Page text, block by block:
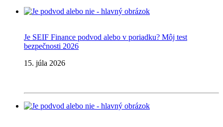
Je SEIF Finance podvod alebo v poriadku? Môj test
bezpečnosti 2026
15. júla 2026